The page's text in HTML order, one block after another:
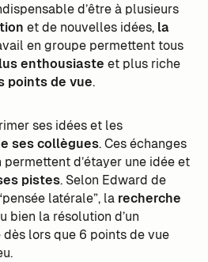
d’être à plusieurs
et de nouvelles idées,la
en groupe permettent tous
enthousiaste et plus riche
points de vue.
ses idées et les
ses collègues. Ces échanges
d’étayer une idée et
pistes. Selon Edward de
latérale”, la recherche
bien la résolution d’un
lors que 6 points de vue